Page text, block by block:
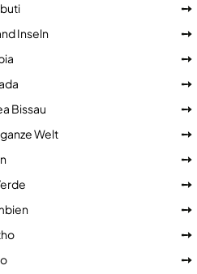
Inseln
Bissau
Welt